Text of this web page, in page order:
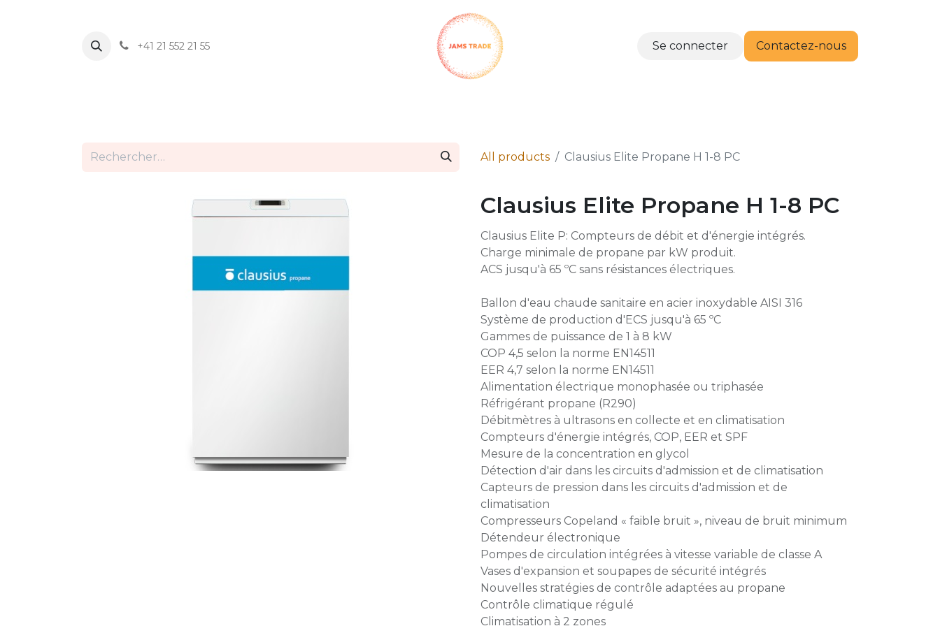
+41 21 552 21 55 Se connecter Contactez-nous
All products Clausius Elite Propane H 1-8 PC
Clausius Elite Propane H 1-8 PC
Clausius Elite P: Compteurs de débit et d'énergie intégrés.
Charge minimale de propane par kW produit.
ACS jusqu'à 65 ºC sans résistances électriques.
Ballon d'eau chaude sanitaire en acier inoxydable AISI 316
Système de production d'ECS jusqu'à 65 ºC
Gammes de puissance de 1 à 8 kW
COP 4,5 selon la norme EN14511
EER 4,7 selon la norme EN14511
Alimentation électrique monophasée ou triphasée
Réfrigérant propane (R290)
Débitmètres à ultrasons en collecte et en climatisation
Compteurs d'énergie intégrés, COP, EER et SPF
Mesure de la concentration en glycol
Détection d'air dans les circuits d'admission et de climatisation
Capteurs de pression dans les circuits d'admission et de
climatisation
Compresseurs Copeland « faible bruit », niveau de bruit minimum
Détendeur électronique
Pompes de circulation intégrées à vitesse variable de classe A
Vases d'expansion et soupapes de sécurité intégrés
Nouvelles stratégies de contrôle adaptées au propane
Contrôle climatique régulé
Climatisation à 2 zones